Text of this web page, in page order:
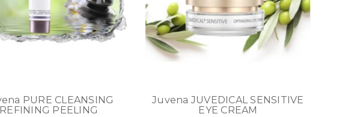
PURE CLEANSING
REFINING PEELING
Juvena JUVEDICAL SENSITIVE
EYE CREAM